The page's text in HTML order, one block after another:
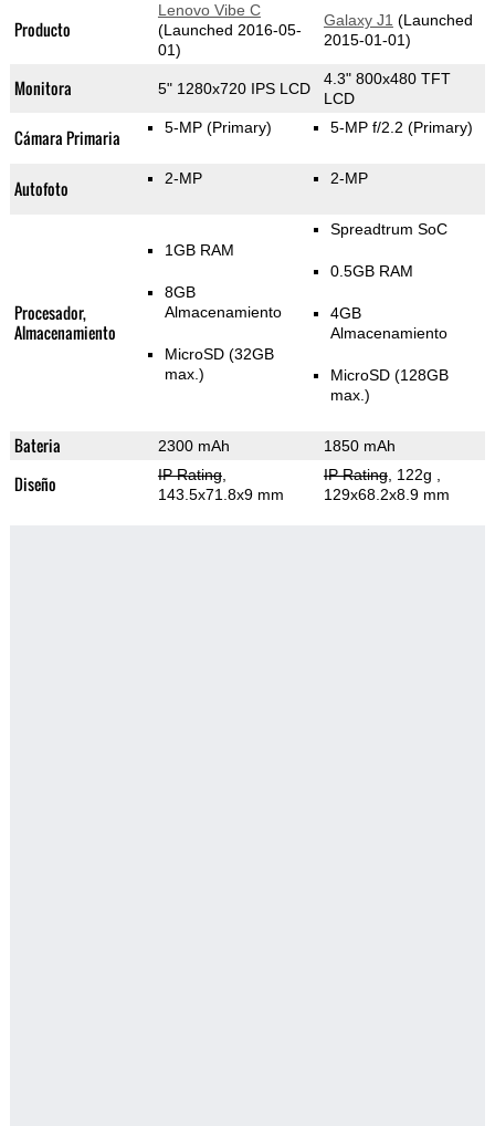
Producto
Lenovo Vibe C
(Launched 2016-05-
01)
Galaxy J1 (Launched
2015-01-01)
Monitora 5" 1280x720 IPS LCD
4.3" 800x480 TFT
LCD
Cámara Primaria 5-MP (Primary) 5-MP f/2.2 (Primary)
Autofoto 2-MP 2-MP
Procesador,
Almacenamiento
1GB RAM
8GB
Almacenamiento
MicroSD (32GB
max.)
Spreadtrum SoC
0.5GB RAM
4GB
Almacenamiento
MicroSD (128GB
max.)
Bateria 2300 mAh 1850 mAh
Diseño IP Rating,
143.5x71.8x9 mm
IP Rating, 122g
129x68.2x8.9 mm